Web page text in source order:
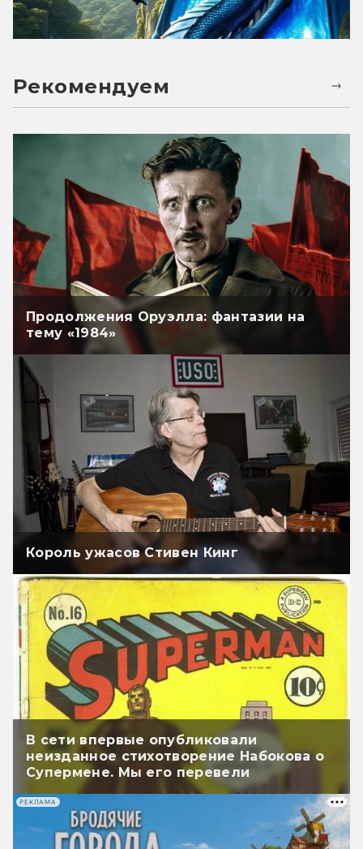
Рекомендуем
Продолжения Оруэлла: фантазии на
тему «1984»
Король ужасов Стивен Кинг
В сети впервые опубликовали
неизданное стихотворение Набокова о
Супермене. Мы его перевели
РЕКЛАМА